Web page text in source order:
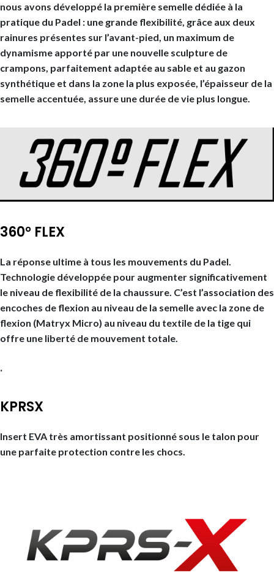
nous avons développé la première semelle dédiée à la
pratique du Padel : une grande flexibilité, grâce aux deux
rainures présentes sur l’avant-pied, un maximum de
dynamisme apporté par une nouvelle sculpture de
crampons, parfaitement adaptée au sable et au gazon
synthétique et dans la zone la plus exposée, l’épaisseur de la
semelle accentuée, assure une durée de vie plus longue.
360° FLEX
La réponse ultime à tous les mouvements du Padel.
Technologie développée pour augmenter significativement
le niveau de flexibilité de la chaussure. C’est l’association des
encoches de flexion au niveau de la semelle avec la zone de
flexion (Matryx Micro) au niveau du textile de la tige qui
offre une liberté de mouvement totale.
.
KPRSX
Insert EVA très amortissant positionné sous le talon pour
une parfaite protection contre les chocs.